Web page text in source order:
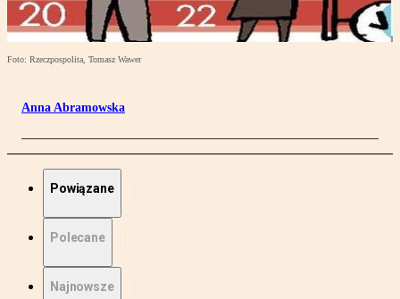
Foto: Rzeczpospolita, Tomasz Wawer
Anna Abramowska
Powiązane
Polecane
Najnowsze